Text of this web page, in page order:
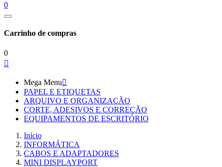
0
Carrinho de compras
0

Mega Menu
PAPEL E ETIQUETAS
ARQUIVO E ORGANIZAÇÃO
CORTE, ADESIVOS E CORREÇÃO
EQUIPAMENTOS DE ESCRITÓRIO
Início
INFORMÁTICA
CABOS E ADAPTADORES
MINI DISPLAYPORT